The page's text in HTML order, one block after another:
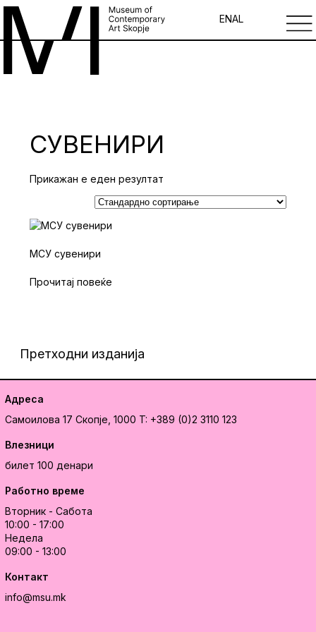
ENAL
СУВЕНИРИ
Прикажан е еден резултат
МСУ сувенири
Прочитај повеќе
Претходни изданија
Адреса
Самоилова 17 Скопје, 1000 T: +389 (0)2 3110 123
Влезници
билет 100 денари
Работно време
Вторник - Сабота
10:00 - 17:00
Недела
09:00 - 13:00
Контакт
info@msu.mk